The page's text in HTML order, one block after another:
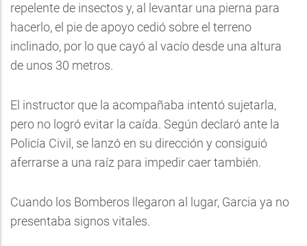
repelente de insectos y, al levantar una pierna para
hacerlo, el pie de apoyo cedió sobre el terreno
inclinado, por lo que cayó al vacío desde una altura
de unos 30 metros.
El instructor que la acompañaba intentó sujetarla,
pero no logró evitar la caída. Según declaró ante la
Policía Civil, se lanzó en su dirección y consiguió
aferrarse a una raíz para impedir caer también.
Cuando los Bomberos llegaron al lugar, Garcia ya no
presentaba signos vitales.